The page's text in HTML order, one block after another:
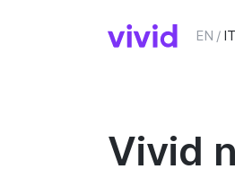
EN / IT
Vivid